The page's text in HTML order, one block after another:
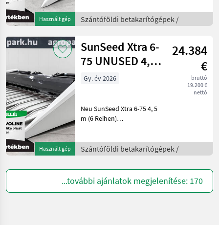
Használt gép
Case/New Holland
Mähdrescher, Stängelzieher,
hydr. Rege
Szántóföldi betakarítógépek /
Használt gép
SunSeed Xtra 6-
75 UNUSED 4,5
m, 6 row (75
24.384
€
bruttó
19.200 €
nettó
Gy. év 2026
Neu SunSeed Xtra 6-75 4, 5
m (6 Reihen)
Schneidwerk für John
Deere S/T/W Mähdrescher,
Stängelzieher, verstellbare
Ablenkplatte, hydr.
Szántóföldi betakarítógépek /
...további ajánlatok megjelenítése: 170